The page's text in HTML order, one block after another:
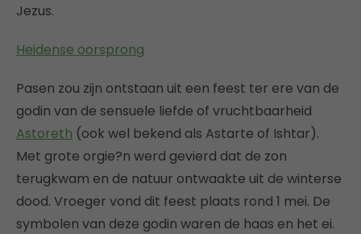
Jezus.
Heidense oorsprong
Pasen zou zijn ontstaan uit een feest ter ere van de
godin van de sensuele liefde of vruchtbaarheid
Astoreth (ook wel bekend als Astarte of Ishtar).
Met grote orgie?n werd gevierd dat de zon
terugkwam en de natuur ontwaakte uit de winterse
dood. Vroeger vond dit feest plaats rond 1 mei. De
symbolen van deze godin waren de haas en het ei.